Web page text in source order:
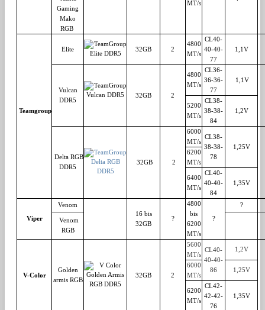
MT/s
Gaming
Mako
RGB
Teamgroup
Elite 32GB 2
4800
MT/s
CL40-
40-40-
77
1,1V
Vulcan
DDR5
32GB 2
4800
MT/s
CL36-
36-36-
77
1,1V
5200
MT/s
CL38-
38-38-
84
1,2V
Delta RGB
DDR5
32GB 2
6000
MT/s
CL38-
38-38-
78
1,25V
6200
MT/s
6400
MT/s
CL40-
40-40-
84
1,35V
Viper
Venom
16 bis
32GB
?
4800
bis
6200
MT/s
?
?
Venom
RGB
V-Color
Golden
armis RGB
32GB 2
5600
MT/s
CL40-
40-40-
86
1,2V
6000
MT/s
1,25V
6200
MT/s
CL42-
42-42-
76
1,35V